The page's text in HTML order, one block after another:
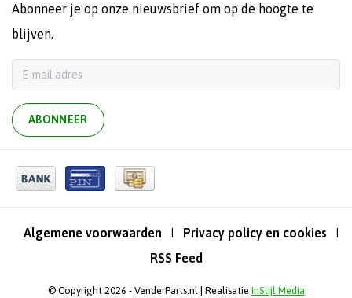
Abonneer je op onze nieuwsbrief om op de hoogte te
blijven.
ABONNEER
Algemene voorwaarden Privacy policy en cookies
RSS Feed
© Copyright 2026 - VenderParts.nl | Realisatie InStijl Media